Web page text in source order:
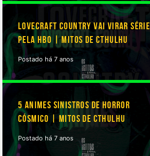
LOVECRAFT COUNTRY VAI VIRAR SÉRIE
PELA HBO | MITOS DE CTHULHU
Postado há 7 anos
5 ANIMES SINISTROS DE HORROR
CÓSMICO | MITOS DE CTHULHU
Postado há 7 anos